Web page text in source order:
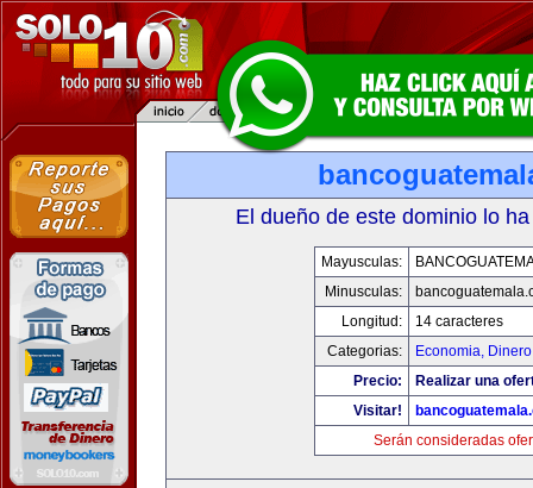
El dueño de este dominio lo
Mayusculas:
Minusculas:
Longitud:
14 caracteres
Categorias:
Economia,
Precio:
Realizar una
Visitar!
Serán consideradas